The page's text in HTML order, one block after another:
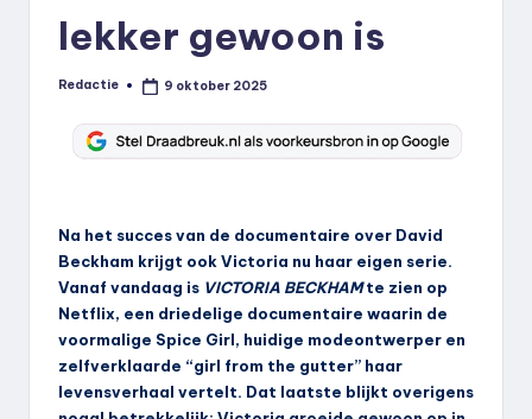
lekker gewoon is
Geplaatst
Redactie 9 oktober 2025
Na het succes van de documentaire over David
Beckham krijgt ook Victoria nu haar eigen serie.
Vanaf vandaag is VICTORIA BECKHAMte zien op
Netflix, een driedelige documentaire waarin de
voormalige Spice Girl, huidige modeontwerper en
zelfverklaarde “girl from the gutter” haar
levensverhaal vertelt. Dat laatste blijkt overigens